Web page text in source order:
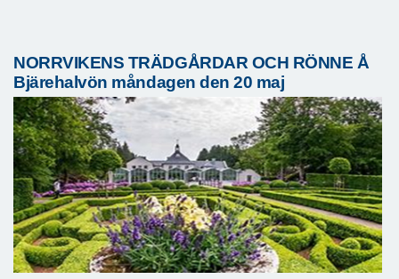
NORRVIKENS TRÄDGÅRDAR OCH RÖNNE Å
Bjärehalvön måndagen den 20 maj